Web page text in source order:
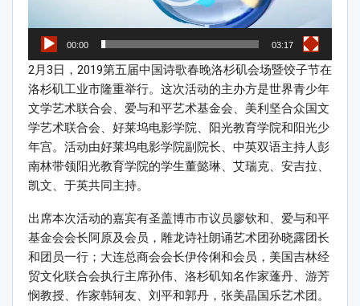
00:00 03:17
2月3日，2019第五届中国诗歌春晚洛杉矶会场暨饺子节在
洛杉矶工业市隆重举行。这次活动的主办方是世界青少年
文学艺术联合会、爱与和平艺术基金会、美利坚合众国文
学艺术联合会、好莱坞电影学院、阳光教育学院和阳光少
年宫。活动由好莱坞电影学院副院长、中英双语主持人彭
南林带领阳光教育学院的学生董懿琳、艾瑞克、安吉拉、
凯文、于英共同主持。
出席本次活动的嘉宾有圣盖博市市议员廖钦和、爱与和平
基金会会长阿原及会员，雕龙诗社朗诵艺术团孙晓露团长
和团员一行；大连总商会会长伊伶俐和会员，美国吉林经
贸文化联合会执行主席孙伟、洛杉矶知名作家蓬丹、游芳
悯教授、作家韩轲友、刘平和郭丹，张美晶国乐艺术团。